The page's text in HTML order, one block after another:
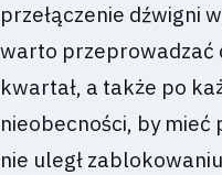
przełączenie dźwigni
warto przeprowadzać
kwartał, a także po
nieobecności, by mieć
nie uległ